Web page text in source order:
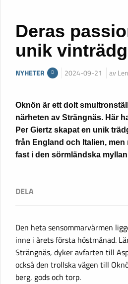
Deras
unik
NYHETER 2024-09-21 av
Oknön är ett dolt
närheten av Strängnäs. Här
Per Giertz skapat en unik
från England och Italien,
fast i den sörmländska
Den heta sensommarvärmen
inne i årets första höstmånad.
Strängnäs, dyker avfarten till
också den trollska vägen till
berg, gods och torp.